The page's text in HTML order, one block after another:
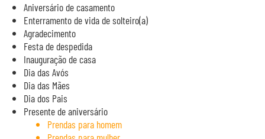
Aniversário de casamento
Enterramento de vida de solteiro(a)
Agradecimento
Festa de despedida
Inauguração de casa
Dia das Avós
Dia das Mães
Dia dos Pais
Presente de aniversário
Prendas para homem